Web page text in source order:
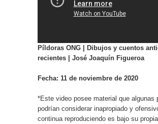
Píldoras ONG | Dibujos y cuentos
recientes | José Joaquín Figueroa
Fecha: 11 de noviembre de 2020
*Este video posee material que algunas
podrían considerar inapropiado y
continua reproduciendo es bajo su propia